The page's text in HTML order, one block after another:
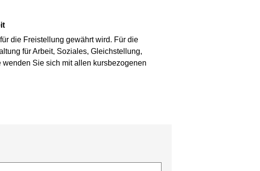
die Freistellung gewährt wird. Für die
für Arbeit, Soziales, Gleichstellung,
Sie sich mit allen kursbezogenen